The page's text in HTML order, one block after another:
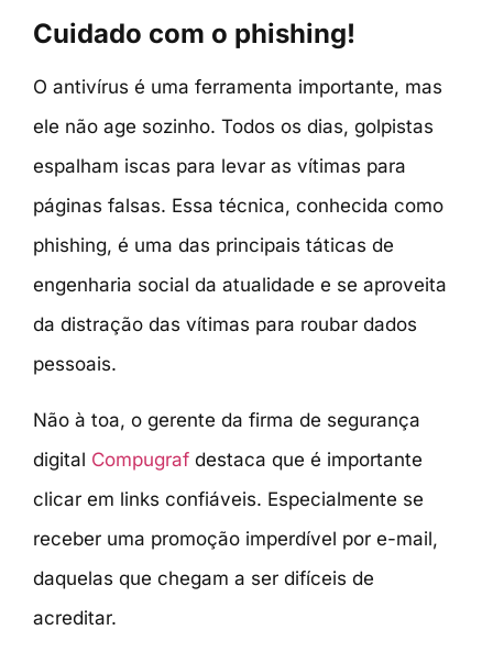
Cuidado com o phishing!
O antivírus é uma ferramenta importante, mas
ele não age sozinho. Todos os dias, golpistas
espalham iscas para levar as vítimas para
páginas falsas. Essa técnica, conhecida como
phishing, é uma das principais táticas de
engenharia social da atualidade e se aproveita
da distração das vítimas para roubar dados
pessoais.
Não à toa, o gerente da firma de segurança
digital Compugraf destaca que é importante
clicar em links confiáveis. Especialmente se
receber uma promoção imperdível por e-mail,
daquelas que chegam a ser difíceis de
acreditar.